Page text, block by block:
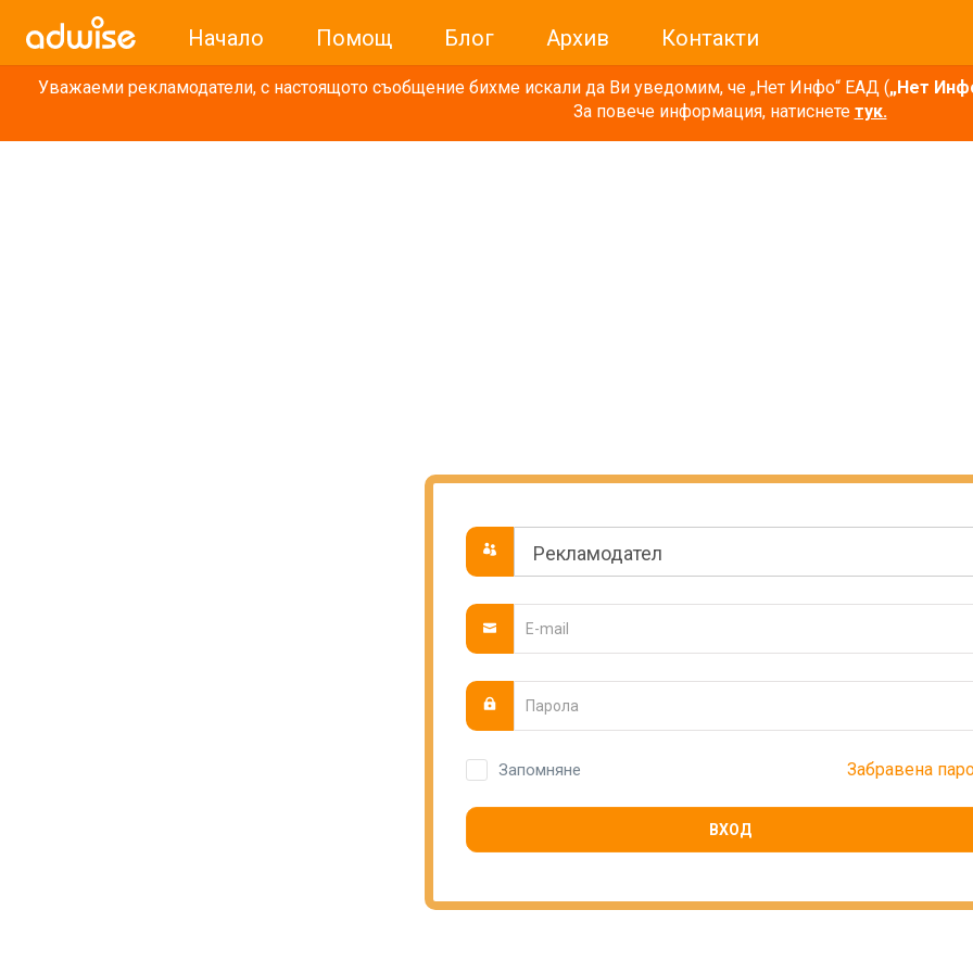
Начало Помощ Блог Архив Контакти
Уважаеми рекламодатели, с настоящото съобщение бихме искали да Ви уведомим, че „Нет Инфо“ ЕАД („Нет
За повече информация, натиснете тук.
Запомняне Забравена
ВХОД